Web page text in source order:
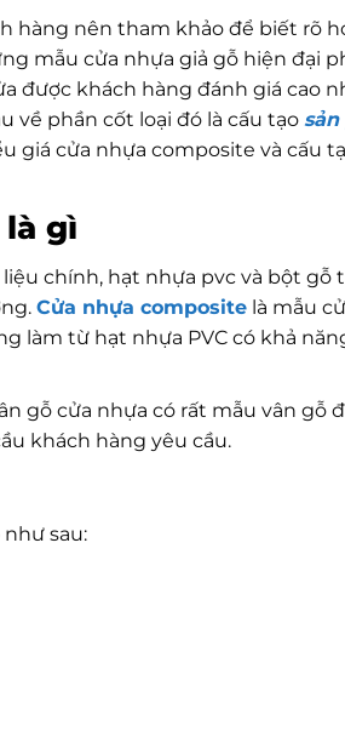
hàng nên tham khảo để biết rõ
mẫu cửa nhựa giả gỗ hiện đại
được khách hàng đánh giá cao
về phần cốt loại đó là cấu tạo
giá cửa nhựa composite và cấu
gì
chính, hạt nhựa pvc và bột gỗ
Cửa nhựa composite là mẫu
làm từ hạt nhựa PVC có khả
gỗ cửa nhựa có rất mẫu vân gỗ
khách hàng yêu cầu.
sau: